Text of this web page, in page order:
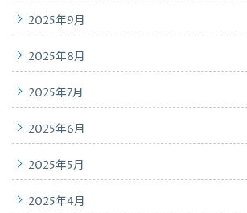
2025年9月
2025年8月
2025年7月
2025年6月
2025年5月
2025年4月